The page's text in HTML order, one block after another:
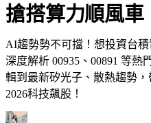
搶搭算力順風車
AI趨勢勢不可擋！想投資台
深度解析 00935、00891 等
輯到最新矽光子、散熱趨勢
2026科技飆股！